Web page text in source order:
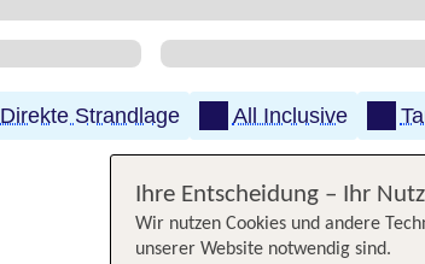
Direkte Strandlage All Inclusive
Ihre Entscheidung – Ihr
Wir nutzen Cookies und andere
unserer Website notwendig sind.